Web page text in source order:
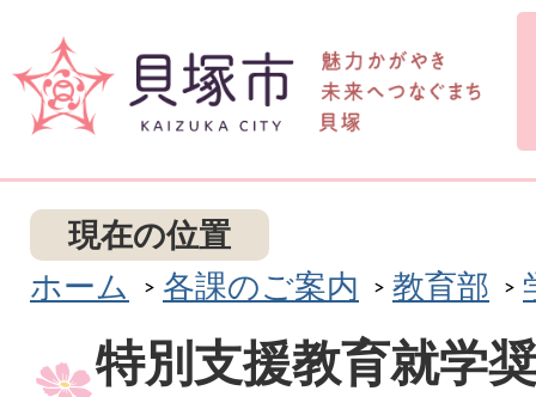
現在の位置
ホーム
各課のご案内 教育部
特別支援教育就学